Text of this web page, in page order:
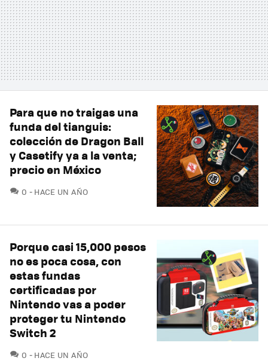
Para que no traigas una
funda del tianguis:
colección de Dragon Ball
y Casetify ya a la venta;
precio en México
0 COMENTARIOS
HACE UN AÑO
Porque casi 15,000 pesos
no es poca cosa, con
estas fundas
certificadas por
Nintendo vas a poder
proteger tu Nintendo
Switch 2
0 COMENTARIOS
HACE UN AÑO